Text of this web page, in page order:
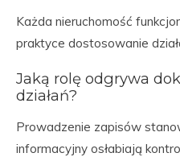
Każda nieruchomość
praktyce dostosowanie
Jaką rolę odgrywa
działań?
Prowadzenie zapisów
informacyjny osłabiają